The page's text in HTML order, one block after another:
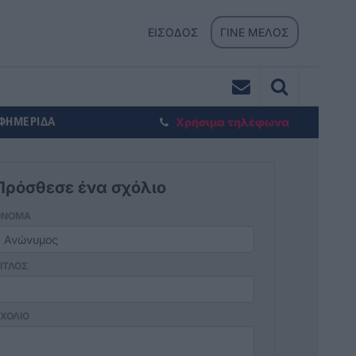
ΕΙΣΟΔΟΣ ΓΙΝΕ ΜΕΛΟΣ
Χρήσιμα τηλέφωνα
ένα σχόλιο